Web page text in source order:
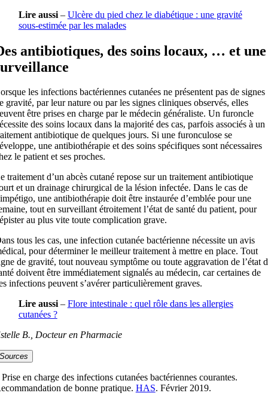
Lire aussi– Ulcère du pied chez le diabétique : une gravité
sous-estimée par les malades
antibiotiques, des soins locaux, … et une
les infections bactériennes cutanées ne présentent pas de signes
gravité, par leur nature ou par les signes cliniques observés, elles
être prises en charge par le médecin généraliste. Un furoncle
des soins locaux dans la majorité des cas, parfois associés à un
antibiotique de quelques jours. Si une furonculose se
une antibiothérapie et des soins spécifiques sont nécessaires
le patient et ses proches.
traitement d’un abcès cutané repose sur un traitement antibiotique
et un drainage chirurgical de la lésion infectée. Dans le cas de
une antibiothérapie doit être instaurée d’emblée pour une
tout en surveillant étroitement l’état de santé du patient, pour
au plus vite toute complication grave.
tous les cas, une infection cutanée bactérienne nécessite un avis
pour déterminer le meilleur traitement à mettre en place. Tout
de gravité, tout nouveau symptôme ou toute aggravation de l’état
doivent être immédiatement signalés au médecin, car certaines de
infections peuvent s’avérer particulièrement graves.
Lire aussi– Flore intestinale : quel rôle dans les allergies
cutanées ?
B., Docteur en Pharmacie
en charge des infections cutanées bactériennes courantes.
de bonne pratique. HAS. Février 2019.